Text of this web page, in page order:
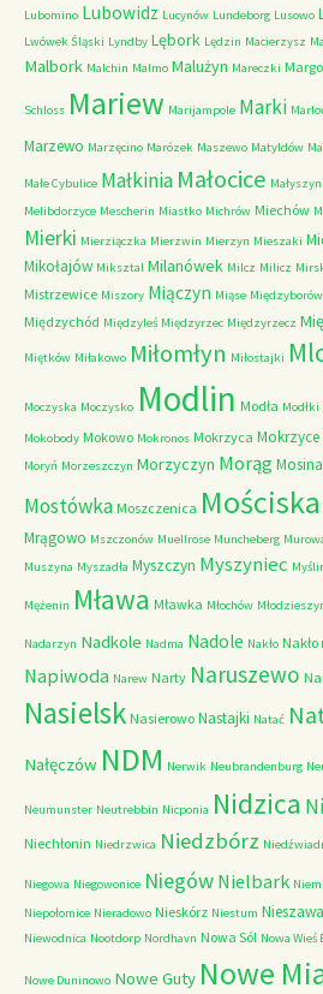
Lubomino Lubowidz Lucynów Lundeborg Lusowo
Lwówek Śląski Lyndby Lębork Lędzin Macierzysz
Malbork Malchin Malmo Malużyn Mareczki
Schloss Mariew Marijampole Marki
Marzewo Marzęcino Marózek Maszewo Matyldów
Małe Cybulice Małkinia Małocice Małyszyn
Melibdorzyce Mescherin Miastko Michrów Miechów
Mierki Mierziączka Mierzwin Mierzyn Mieszaki
Mikołajów Miksztal Milanówek Milcz Milicz
Mistrzewice Miszory Miączyn Miąse Międzyborów
Międzychód Międzyleś Międzyrzec Międzyrzecz
Miętków Miłakowo Miłomłyn Miłostajki
Moczyska Moczysko Modlin Modła Modłki
Mokobody Mokowo Mokronos Mokrzyca Mokrzyce
Moryń Morzeszczyn Morzyczyn MorągMosina
Mostówka Moszczenica Mościska
Mrągowo Mszczonów Muellrose Muncheberg
Muszyna Myszadła Myszczyn Myszyniec
Mężenin Mława Mławka Młochów
Nadarzyn Nadkole Nadma Nadole Nakło
Napiwoda Narew Narty Naruszewo
Nasielsk Nasierowo Nastajki Natać
Nałęczów NDM Nerwik Neubrandenburg
Neumunster Neutrebbin Nicponia Nidzica
Niechłonin Niedrzwica Niedzbórz
Niegowa Niegowonice Niegów Nielbark
Niepołomice Nieradowo Nieskórz Niestum Nieszawa
Niewodnica Nootdorp Nordhavn Nowa Sól Nowa Wieś
Nowe Duninowo Nowe Guty Nowe